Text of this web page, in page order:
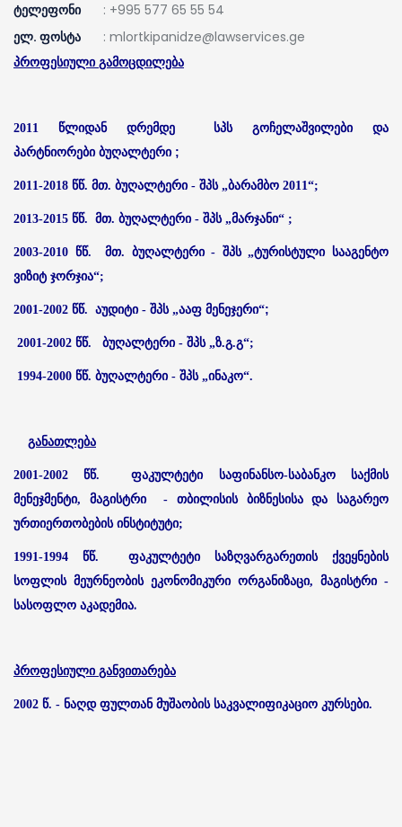
ტელეფონი
: +995 577 65 55 54
ელ. ფოსტა
: mlortkipanidze@lawservices.ge
პროფესიული გამოცდილება
2011 წლიდან დრემდესპს გოჩელაშვილები და
პარტნიორები ბუღალტერი ;
2011-2018 წწ. მთ. ბუღალტერი - შპს „ბარამბო 2011“;
2013-2015 წწ. მთ. ბუღალტერი - შპს „მარჯანი“ ;
2003-2010 წწ. მთ. ბუღალტერი - შპს „ტურისტული სააგენტო
ვიზიტ ჯორჯია“;
2001-2002 წწ. აუდიტი - შპს „ააფ მენეჯერი“;
2001-2002 წწ. ბუღალტერი - შპს „ზ.გ.გ“;
1994-2000 წწ. ბუღალტერი - შპს „ინაკო“.
განათლება
2001-2002 წწ. ფაკულტეტი საფინანსო-საბანკო საქმის
მენეჯმენტი, მაგისტრი - თბილისის ბიზნესისა და საგარეო
ურთიერთობების ინსტიტუტი;
1991-1994 წწ. ფაკულტეტი საზღვარგარეთის ქვეყნების
სოფლის მეურნეობის ეკონომიკური ორგანიზაცი, მაგისტრი -
სასოფლო აკადემია.
პროფესიული განვითარება
2002 წ. - ნაღდ ფულთან მუშაობის საკვალიფიკაციო კურსები.